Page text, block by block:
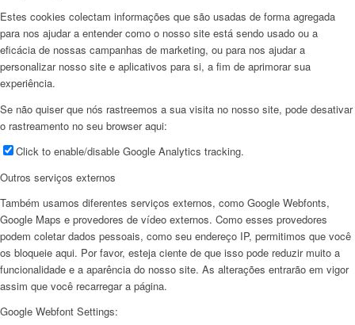
Estes cookies colectam informações que são usadas de forma agregada
para nos ajudar a entender como o nosso site está sendo usado ou a
eficácia de nossas campanhas de marketing, ou para nos ajudar a
personalizar nosso site e aplicativos para si, a fim de aprimorar sua
experiência.
Se não quiser que nós rastreemos a sua visita no nosso site, pode desativar
o rastreamento no seu browser aqui:
Click to enable/disable Google Analytics tracking.
Outros serviços externos
Também usamos diferentes serviços externos, como Google Webfonts,
Google Maps e provedores de vídeo externos. Como esses provedores
podem coletar dados pessoais, como seu endereço IP, permitimos que você
os bloqueie aqui. Por favor, esteja ciente de que isso pode reduzir muito a
funcionalidade e a aparência do nosso site. As alterações entrarão em vigor
assim que você recarregar a página.
Google Webfont Settings: